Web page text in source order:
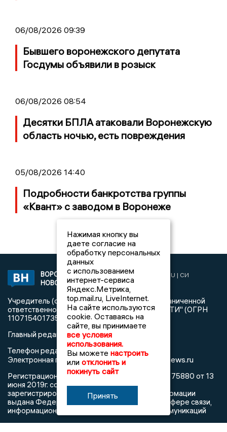
06/08/2026 09:39
Бывшего воронежского депутата
Госдумы объявили в розыск
06/08/2026 08:54
Десятки БПЛА атаковали Воронежскую
область ночью, есть повреждения
05/08/2026 14:40
Подробности банкротства группы
«Квант» с заводом в Воронеже
ВОРОНЕЖСКИЕ
НОВОСТИ
2019 © VORONEZHNEWS.RU | СИ
«Воронежские новости»
Учредитель (соучредители): Общество с ограниченной
ответственностью "РЕГИОНАЛЬНЫЕ НОВОСТИ" (ОГРН
1107154017354)
Главный редактор: Пирогов А.А.
Телефон редакции: +7 (473) 262 77 92
Электронная почта редакции:info@voronezhnews.ru
Регистрационный номер: серия Эл № ФС 77 - 75880 от 13
июня 2019г. согласно выписке из реестра
зарегистрированных средств массовой информации
выдана Федеральной службой по надзору в сфере связи,
информационных технологий и массовых коммуникаций
Нажимая кнопку вы
даете согласие на
обработку персональных
данных
с использованием
интернет-сервиса
Яндекс.Метрика,
top.mail.ru, LiveInternet.
На сайте используются
cookie. Оставаясь на
сайте, вы принимаете
все условия
использования.
Вы можете настроить
или отклонить и
покинуть сайт
Принять